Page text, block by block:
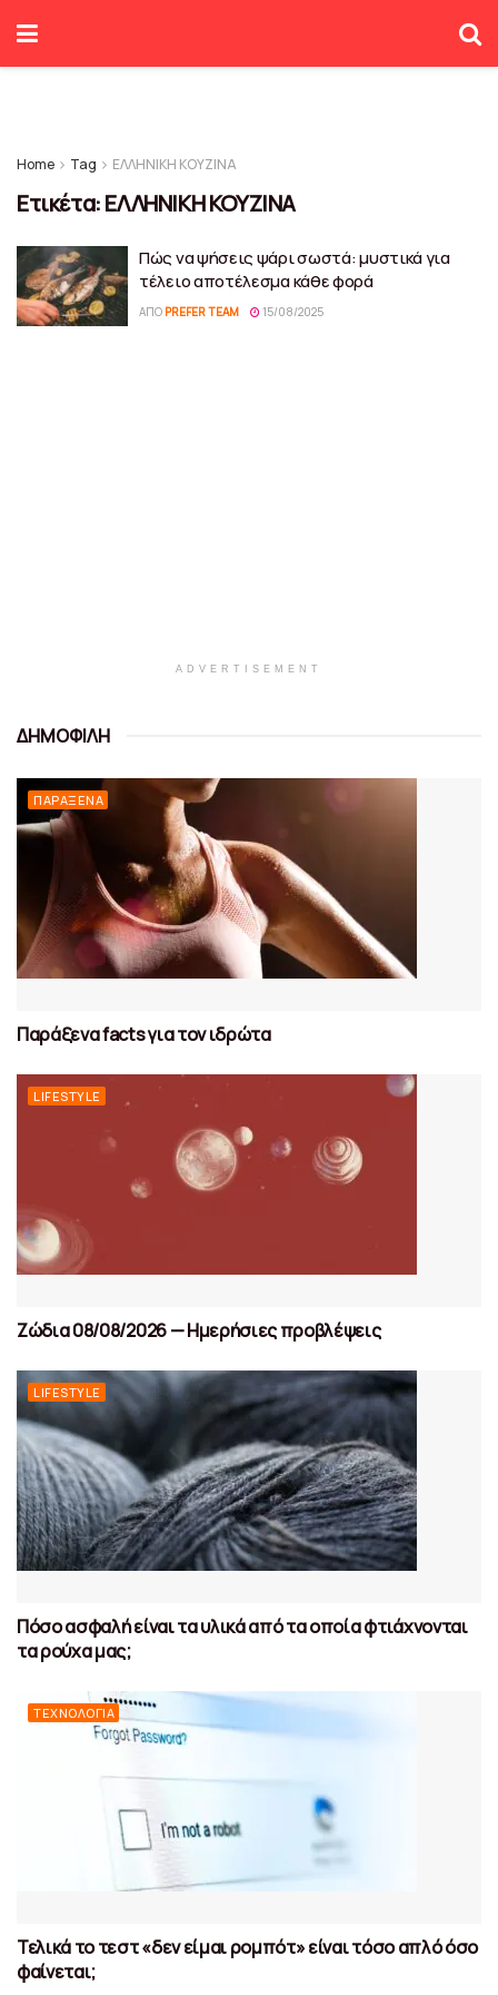
Home Tag ΕΛΛΗΝΙΚΗ ΚΟΥΖΙΝΑ
Ετικέτα:ΕΛΛΗΝΙΚΗ ΚΟΥΖΙΝΑ
Πώς να ψήσεις ψάρι σωστά: μυστικά για
τέλειο αποτέλεσμα κάθε φορά
ΑΠΌ PREFER TEAM 15/08/2025
ADVERTISEMENT
ΔΗΜΟΦΙΛΗ
ΠΑΡΆΞΕΝΑ
Παράξενα facts για τον ιδρώτα
LIFESTYLE
Ζώδια 08/08/2026 — Ημερήσιες προβλέψεις
LIFESTYLE
Πόσο ασφαλή είναι τα υλικά από τα οποία φτιάχνονται
τα ρούχα μας;
ΤΕΧΝΟΛΟΓΊΑ
Τελικά το τεστ «δεν είμαι ρομπότ» είναι τόσο απλό όσο
φαίνεται;